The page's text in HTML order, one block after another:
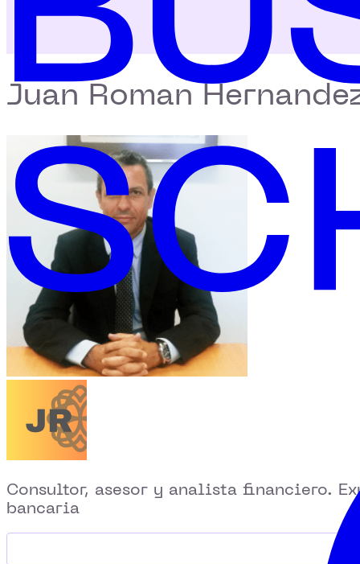
Juan Roman
Consultor, asesor y analista financiero.
bancaria